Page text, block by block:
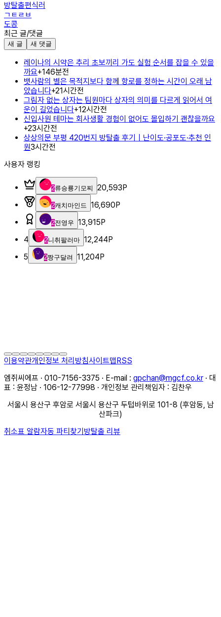
방탈출편식러
ㄱㅌㄹㅂ
도콩
최근 글/댓글
새 글 새 댓글
레이나의 시약은 추리 초보끼리 가도 실험 순서를 잡을 수 있을
까요+146분전
뱃사람의 별은 목적지보다 함께 항로를 정하는 시간이 오래 남
았습니다+21시간전
그림자 없는 상자는 팀원마다 상자의 의미를 다르게 읽어서 여
운이 길었습니다+12시간전
신입사원 테마는 회사생활 경험이 없어도 몰입하기 괜찮을까요
+23시간전
상상의문 부평 420번지 방탈출 후기｜난이도·공포도·추천 인
원3시간전
사용자 랭킹
2류승룡기모찌 20,593P
2캐치마인드 16,690P
2전영우 13,915P
4
2니취팔러마 12,244P
5
2짱구달려 11,204P
이용약관개인정보 처리방침사이트맵RSS
엠쥐씨에프 · 010-7156-3375 · E-mail : gpchan@mgcf.co.kr · 대
표 : 윤정남 · 106-12-77998 · 개인정보 관리책임자 : 김찬우
서울시 용산구 후암로 서울시 용산구 두텁바위로 101-8 (후암동, 남
산파크)
취소표 알람자동 파티찾기방탈출 리뷰